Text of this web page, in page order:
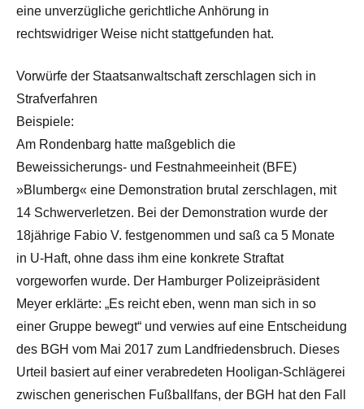
eine unverzügliche gerichtliche Anhörung in
rechtswidriger Weise nicht stattgefunden hat.
Vorwürfe der Staatsanwaltschaft zerschlagen sich in
Strafverfahren
Beispiele:
Am Rondenbarg hatte maßgeblich die
Beweissicherungs- und Festnahmeeinheit (BFE)
»Blumberg« eine Demonstration brutal zerschlagen, mit
14 Schwerverletzen. Bei der Demonstration wurde der
18jährige Fabio V. festgenommen und saß ca 5 Monate
in U-Haft, ohne dass ihm eine konkrete Straftat
vorgeworfen wurde. Der Hamburger Polizeipräsident
Meyer erklärte: „Es reicht eben, wenn man sich in so
einer Gruppe bewegt“ und verwies auf eine Entscheidung
des BGH vom Mai 2017 zum Landfriedensbruch. Dieses
Urteil basiert auf einer verabredeten Hooligan-Schlägerei
zwischen generischen Fußballfans, der BGH hat den Fall